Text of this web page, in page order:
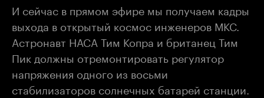
И сейчас в прямом эфире мы получаем кадры
выхода в открытый космос инженеров МКС.
Астронавт НАСА Тим Копра и британец Тим
Пик должны отремонтировать регулятор
напряжения одного из восьми
стабилизаторов солнечных батарей станции.